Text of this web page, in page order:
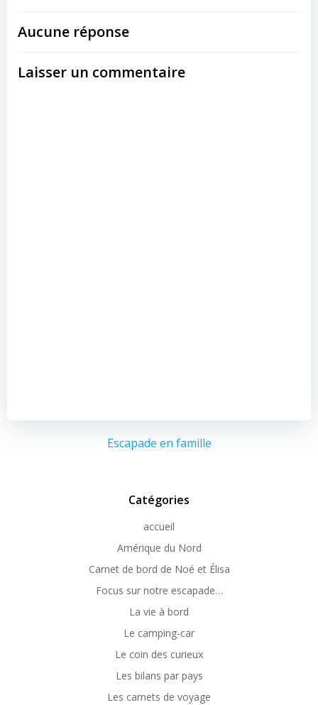
Aucune réponse
Laisser un commentaire
Escapade en famille
Catégories
accueil
Amérique du Nord
Carnet de bord de Noé et Élisa
Focus sur notre escapade…
La vie à bord
Le camping-car
Le coin des curieux
Les bilans par pays
Les carnets de voyage